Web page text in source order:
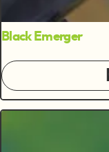
Black Emerger